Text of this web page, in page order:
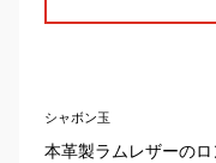
シャボン玉
本革製ラムレザーの